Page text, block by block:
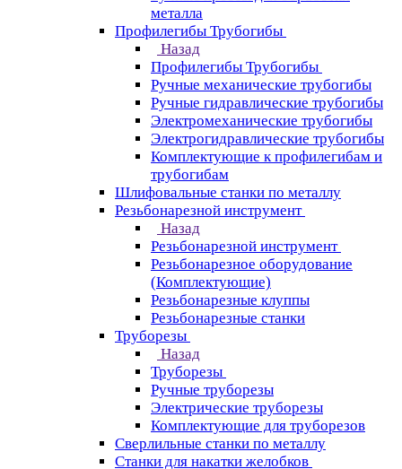
металла
Профилегибы Трубогибы
Назад
Профилегибы Трубогибы
Ручные механические трубогибы
Ручные гидравлические трубогибы
Электромеханические трубогибы
Электрогидравлические трубогибы
Комплектующие к профилегибам и
трубогибам
Шлифовальные станки по металлу
Резьбонарезной инструмент
Назад
Резьбонарезной инструмент
Резьбонарезное оборудование
(Комплектующие)
Резьбонарезные клуппы
Резьбонарезные станки
Труборезы
Назад
Труборезы
Ручные труборезы
Электрические труборезы
Комплектующие для труборезов
Сверлильные станки по металлу
Станки для накатки желобков